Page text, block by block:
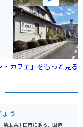
・カフェ」をもっと見る
う
埼玉県川口市にある、国道